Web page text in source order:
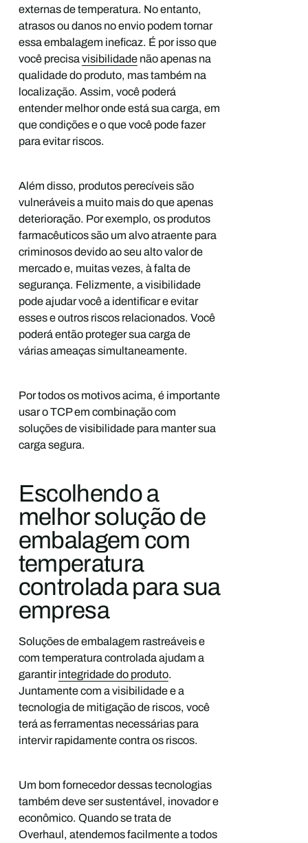
externas de temperatura. No entanto,
atrasos ou danos no envio podem tornar
essa embalagem ineficaz. É por isso que
você precisa visibilidadenão apenas na
qualidade do produto, mas também na
localização. Assim, você poderá
entender melhor onde está sua carga, em
que condições e o que você pode fazer
para evitar riscos.
Além disso, produtos perecíveis são
vulneráveis a muito mais do que apenas
deterioração. Por exemplo, os produtos
farmacêuticos são um alvo atraente para
criminosos devido ao seu alto valor de
mercado e, muitas vezes, à falta de
segurança. Felizmente, a visibilidade
pode ajudar você a identificar e evitar
esses e outros riscos relacionados. Você
poderá então proteger sua carga de
várias ameaças simultaneamente.
Por todos os motivos acima, é importante
usar o TCP em combinação com
soluções de visibilidade para manter sua
carga segura.
Escolhendo a
melhor solução de
embalagem com
temperatura
controlada para sua
empresa
Soluções de embalagem rastreáveis e
com temperatura controlada ajudam a
garantirintegridade do produto.
Juntamente com a visibilidade e a
tecnologia de mitigação de riscos, você
terá as ferramentas necessárias para
intervir rapidamente contra os riscos.
Um bom fornecedor dessas tecnologias
também deve ser sustentável, inovador e
econômico. Quando se trata de
Overhaul, atendemos facilmente a todos